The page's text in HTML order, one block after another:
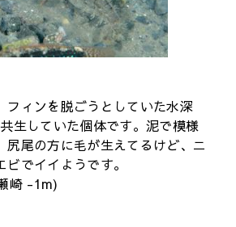
フィンを脱ごうとしていた水深
生していた個体です。泥で模様
尻尾の方に毛が生えてるけど、ニ
でイイようです。
崎 -1m)